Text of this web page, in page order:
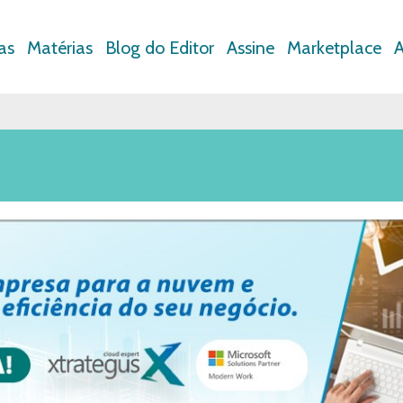
Matérias Blog do Editor Assine Marketplace